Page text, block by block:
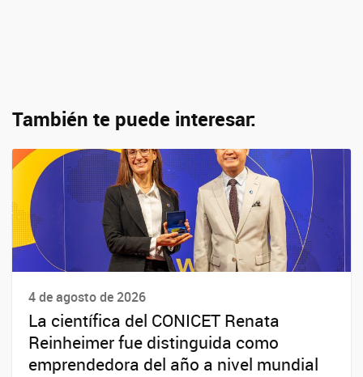
También te puede interesar:
4 de agosto de 2026
La científica del CONICET Renata
Reinheimer fue distinguida como
emprendedora del año a nivel mundial